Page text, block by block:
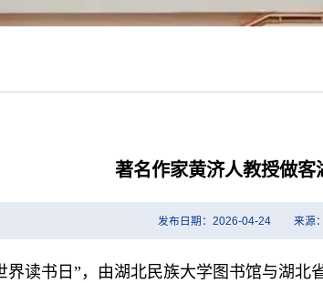
著名作家黄济人教授做客
发布日期：2026-04-24 来源：
界读书日”，由湖北民族大学图书馆与湖